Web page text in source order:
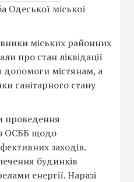
Одеської міської
міських районних
про стан ліквідації
допомоги містянам, а
санітарного стану
проведення
ОСББ щодо
заходів.
будинків
енергії. Наразі